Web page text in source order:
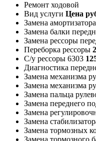
Ремонт ходовой
Вид услуги Цена
Замена
Замена балки
Замена рессоры
Переборка рессоры
С/у рессоры 6303
Диагностика
Замена механизма
Замена механизма
Замена пальца
Замена переднего
Замена
Замена
Замена тормозных